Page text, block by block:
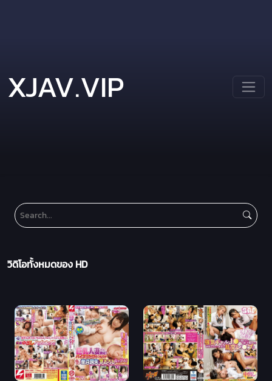
XJAV.VIP
วิดิโอทั้งหมดของ HD